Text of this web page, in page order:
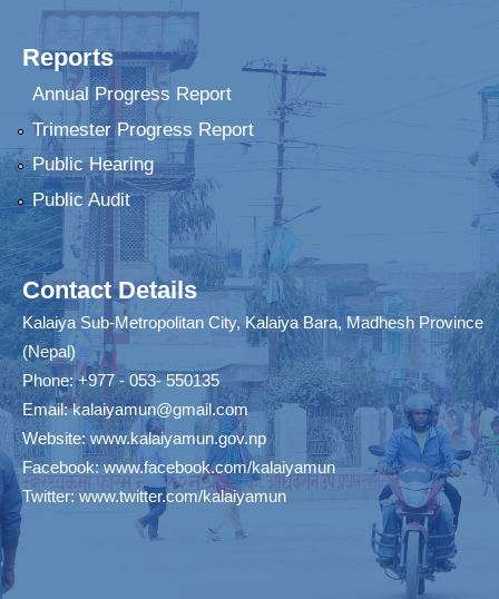
Reports
Annual Progress Report
Trimester Progress Report
Public Hearing
Public Audit
Contact Details
Kalaiya Sub-Metropolitan City, Kalaiya Bara, Madhesh Province
(Nepal)
Phone: +977 - 053- 550135
Email:kalaiyamun@gmail.com
Website:www.kalaiyamun.gov.np
Facebook:www.facebook.com/kalaiyamun
Twitter: www.twitter.com/kalaiyamun